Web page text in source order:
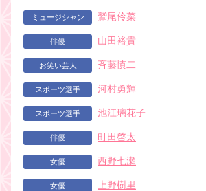
ミュージシャン 鷲尾伶菜
俳優 山田裕貴
お笑い芸人 斉藤慎二
スポーツ選手 河村勇輝
スポーツ選手 池江璃花子
俳優 町田啓太
女優 西野七瀬
女優 上野樹里